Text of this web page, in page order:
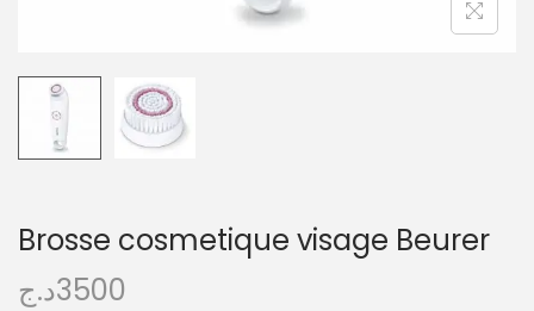
Brosse cosmetique visage Beurer
3500د.ج